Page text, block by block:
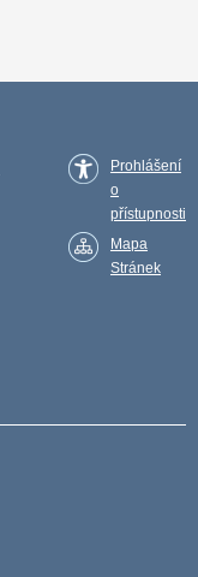
Prohlášení
o
přístupnosti
Mapa
Stránek